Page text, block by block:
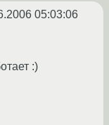
05:03:06
:)